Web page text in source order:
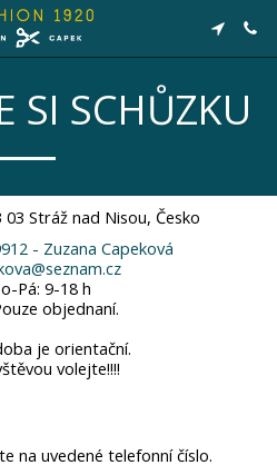
SI SCHŮZKU
03 Stráž nad Nisou, Česko
- Zuzana Capeková
Pá: 9-18 h
objednaní.
je orientační.
volejte!!!!
na uvedené telefonní číslo.